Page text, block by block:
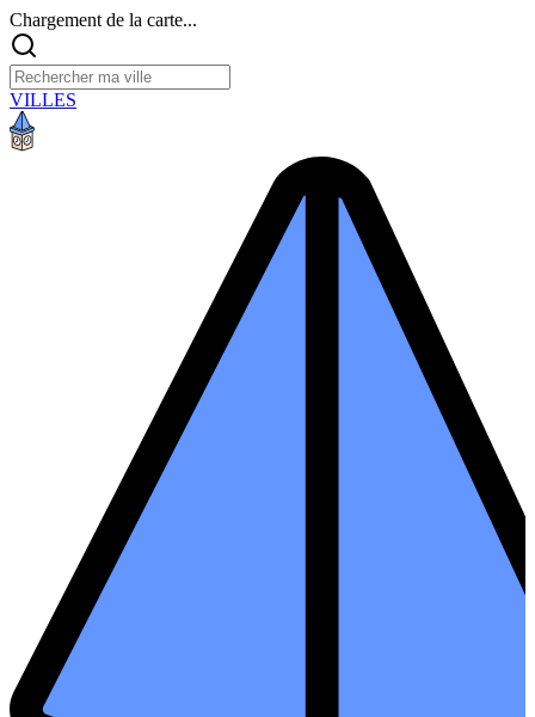
Chargement de la carte...
VILLES